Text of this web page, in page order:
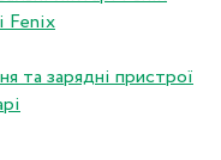
Fenix
та зарядні пристрої